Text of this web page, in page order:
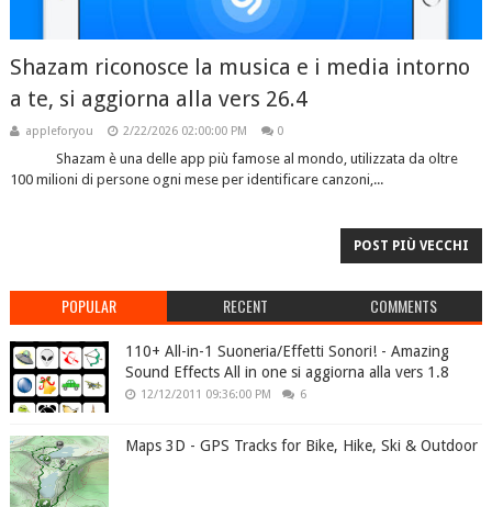
Shazam riconosce la musica e i media intorno
a te, si aggiorna alla vers 26.4
appleforyou 2/22/2026 02:00:00 PM 0
Shazam è una delle app più famose al mondo, utilizzata da oltre
100 milioni di persone ogni mese per identificare canzoni,...
POST PIÙ VECCHI
POPULAR RECENT COMMENTS
110+ All-in-1 Suoneria/Effetti Sonori! - Amazing
Sound Effects All in one si aggiorna alla vers 1.8
12/12/2011 09:36:00 PM 6
Maps 3D - GPS Tracks for Bike, Hike, Ski & Outdoor